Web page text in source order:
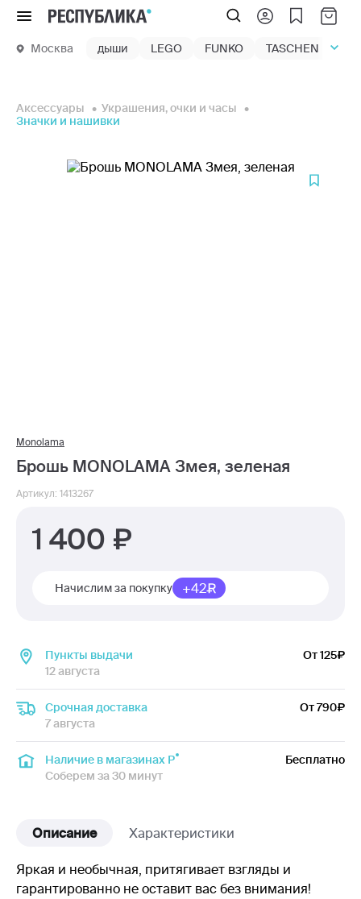
Меню
Москва дыши LEGO FUNKO TASCHEN
Аксессуары
Украшения, очки и часы
Значки и нашивки
Monolama
Брошь MONOLAMA Змея, зеленая
Артикул: 1413267
1 400
Начислим за покупку +42
Пункты выдачи
12 августа
От 125
Срочная доставка
7 августа
От 790
Наличие в магазинах Р
Соберем за 30 минут
Бесплатно
Описание Характеристики
Яркая и необычная, притягивает взгляды и
гарантированно не оставит вас без внимания!